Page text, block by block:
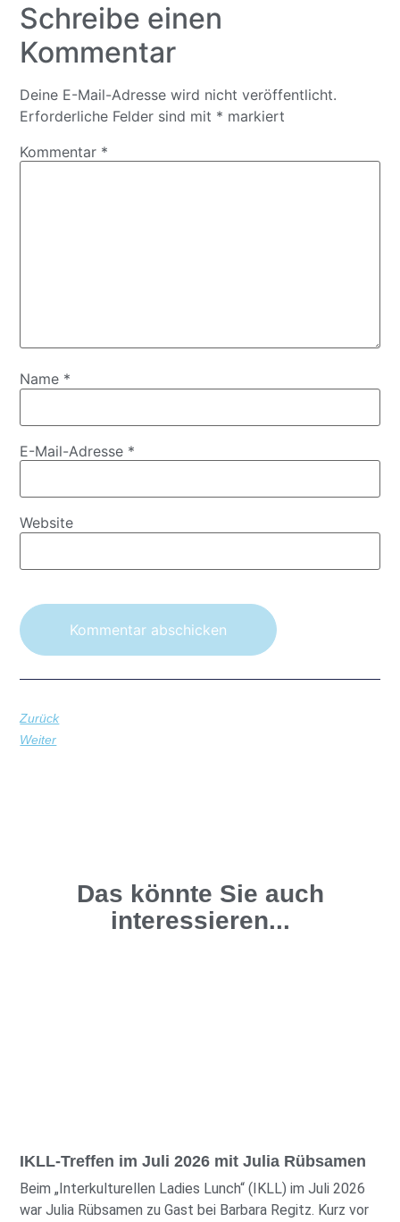
Schreibe einen
Kommentar
Deine E-Mail-Adresse wird nicht veröffentlicht.
Erforderliche Felder sind mit * markiert
Kommentar *
Name *
E-Mail-Adresse *
Website
Zurück
Weiter
Das könnte Sie auch
interessieren...
IKLL-Treffen im Juli 2026 mit Julia Rübsamen
Beim „Interkulturellen Ladies Lunch“ (IKLL) im Juli 2026
war Julia Rübsamen zu Gast bei Barbara Regitz. Kurz vor